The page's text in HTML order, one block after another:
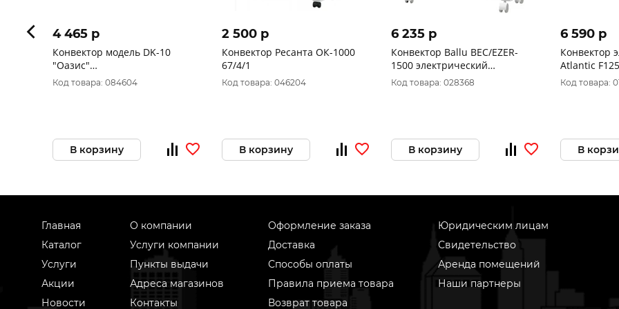
4 465 p
Конвектор модель DK-10
"Оазис"
(10317120/141021/0127624,
КИТАЙ )
Код товара: 084604
В корзину
2 500 p
Конвектор Ресанта ОК-1000
67/4/1
Код товара: 046204
В корзину
6 235 p
Конвектор Ballu BEC/EZER-
1500 электрический
(Enzo)дисплей,
колесики,крепле
Код товара: 028368
В корзину
6 590 p
Конвектор
Atlantic
Код товара:
В
Главная
Каталог
Услуги
Акции
Новости
О компании
Услуги компании
Пункты выдачи
Адреса магазинов
Контакты
Оформление заказа
Доставка
Способы оплаты
Правила приема товара
Возврат товара
Юридическим лицам
Свидетельство
Аренда помещений
Наши партнеры